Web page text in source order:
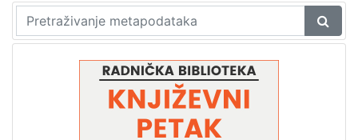
Nakladnička
cjelina
Digitalizirana zagrebačka baština
Glasovi Književnog petka
Knjige za djecu i mladež
Zaprešićki autori online